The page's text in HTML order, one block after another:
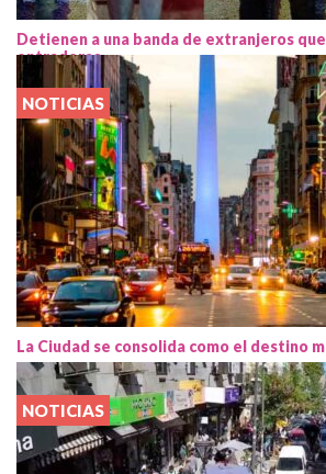
Detienen a una banda de extranjeros
entraderas
NOTICIAS
La Ciudad se consolida como el destino
NOTICIAS